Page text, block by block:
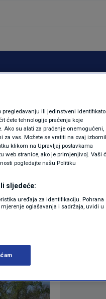
pregledavanju ili jedinstveni
ćete tehnologije praćenja koje
Ako su alati za praćenje onemogućeni,
vas. Možete se vratiti na ovaj
klikom na Upravljaj postavkama
web stranice, ako je primjenjivo]. Vaši
pogledajte našu Politiku
sljedeće:
uređaja za identifikaciju. Pohrana
oglašavanja i sadržaja, uvidi u